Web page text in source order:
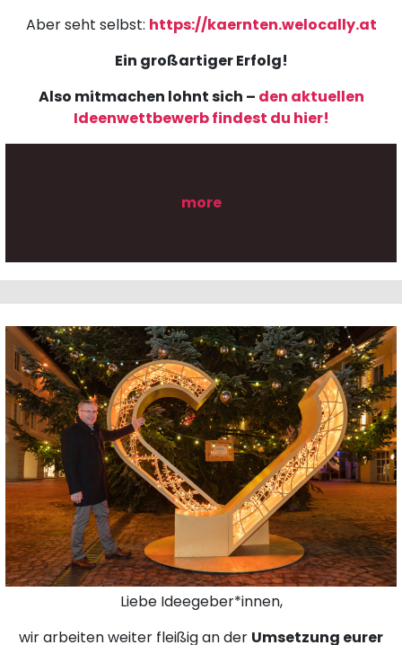
Aber seht selbst: https://kaernten.welocally.at
Ein großartiger Erfolg!
Also mitmachen lohnt sich – den aktuellen
Ideenwettbewerb findest du hier!
more
Liebe Ideegeber*innen,
wir arbeiten weiter fleißig an der Umsetzung eurer